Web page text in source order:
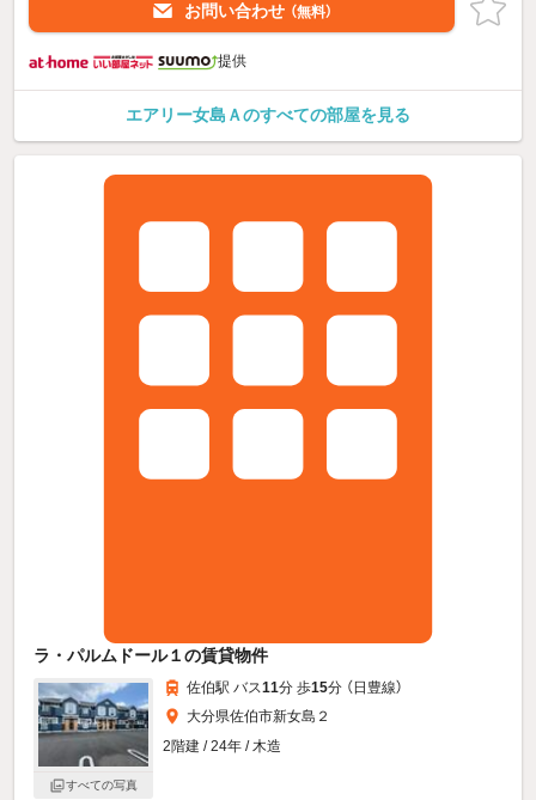
お問い合わせ （無料）
提供
エアリー女島Ａのすべての部屋を見る
ラ・パルムドール１の賃貸物件
すべての写真
佐伯駅 バス11分 歩15分 （日豊線）
大分県佐伯市新女島２
2階建 / 24年 / 木造